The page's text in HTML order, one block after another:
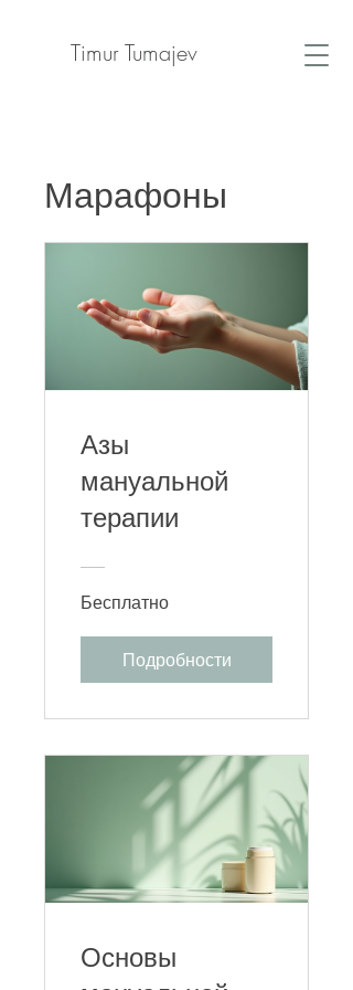
Timur Tumajev
Марафоны
Азы
мануальной
терапии
Бесплатно
Подробности
Основы